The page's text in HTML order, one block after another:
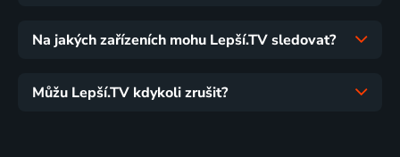
Na jakých zařízeních mohu Lepší.TV sledovat?
Můžu Lepší.TV kdykoli zrušit?